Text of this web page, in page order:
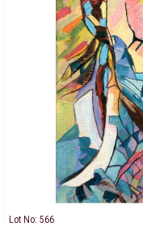
Lot No: 566